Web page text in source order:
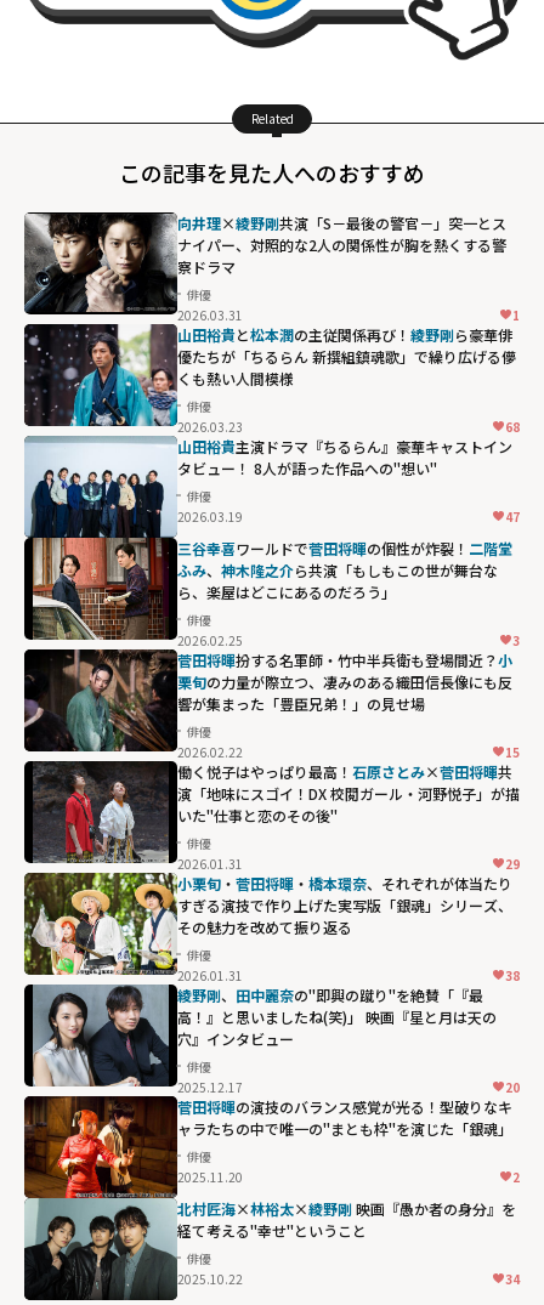
Related
この記事を見た人へのおすすめ
向井理×綾野剛共演「S－最後の警官－」――突一とス
ナイパー、対照的な2人の関係性が胸を熱くする警
察ドラマ
俳優
2026.03.31
1
山田裕貴と松本潤の主従関係再び！ 綾野剛ら豪華俳
優たちが「ちるらん 新撰組鎮魂歌」で繰り広げる儚
くも熱い人間模様
俳優
2026.03.23
68
山田裕貴主演ドラマ『ちるらん』豪華キャストイン
タビュー！ 8人が語った作品への"想い"
俳優
2026.03.19
47
三谷幸喜ワールドで菅田将暉の個性が炸裂！ 二階堂
ふみ、 神木隆之介ら共演「もしもこの世が舞台な
ら、楽屋はどこにあるのだろう」
俳優
2026.02.25
3
菅田将暉扮する名軍師・竹中半兵衛も登場間近？小
栗旬の力量が際立つ、凄みのある織田信長像にも反
響が集まった「豊臣兄弟！」の見せ場
俳優
2026.02.22
15
働く悦子はやっぱり最高！ 石原さとみ×菅田将暉共
演「地味にスゴイ！DX 校閲ガール・河野悦子」が描
いた"仕事と恋のその後"
俳優
2026.01.31
29
小栗旬 ・ 菅田将暉 ・ 橋本環奈、それぞれが体当たり
すぎる演技で作り上げた実写版「銀魂」シリーズ、
その魅力を改めて振り返る
俳優
2026.01.31
38
綾野剛、 ⽥中麗奈の"即興の蹴り"を絶賛「『最
高！』と思いましたね(笑)」 映画『星と月は天の
穴』インタビュー
俳優
2025.12.17
20
菅田将暉の演技のバランス感覚が光る！型破りなキ
ャラたちの中で唯一の"まとも枠"を演じた「銀魂」
俳優
2025.11.20
2
北村匠海×林裕太×綾野剛映画『愚か者の身分』を
経て考える"幸せ"ということ
俳優
2025.10.22
34